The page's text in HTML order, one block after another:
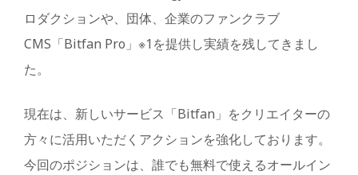
ロダクションや、団体、企業のファンクラブ
CMS「Bitfan Pro」※1を提供し実績を残してきまし
た。
現在は、新しいサービス「Bitfan」をクリエイターの
方々に活用いただくアクションを強化しております。
今回のポジションは、誰でも無料で使えるオールイン